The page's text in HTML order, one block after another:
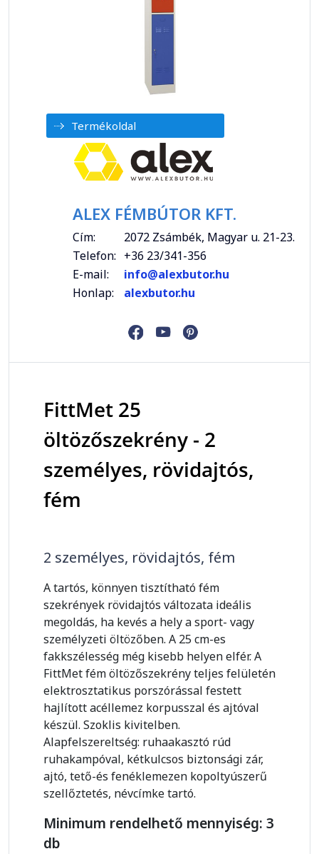
Termékoldal
ALEX FÉMBÚTOR KFT.
Cím:
2072 Zsámbék, Magyar u. 21-23.
Telefon: +36 23/341-356
E-mail:
info@alexbutor.hu
Honlap:
alexbutor.hu
FittMet 25
öltözőszekrény - 2
személyes, rövidajtós,
fém
2 személyes, rövidajtós, fém
A tartós, könnyen tisztítható fém
szekrények rövidajtós változata ideális
megoldás, ha kevés a hely a sport- vagy
személyzeti öltözőben. A 25 cm-es
fakkszélesség még kisebb helyen elfér. A
FittMet fém öltözőszekrény teljes felületén
elektrosztatikus porszórással festett
hajlított acéllemez korpusszal és ajtóval
készül. Szoklis kivitelben.
Alapfelszereltség: ruhaakasztó rúd
ruhakampóval, kétkulcsos biztonsági zár,
ajtó, tető-és fenéklemezen kopoltyúszerű
szellőztetés, névcímke tartó.
Minimum rendelhető mennyiség: 3
db